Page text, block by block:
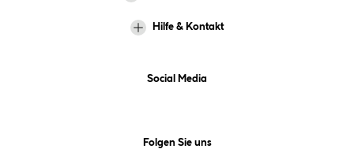
Hilfe & Kontakt
Social Media
Folgen Sie uns